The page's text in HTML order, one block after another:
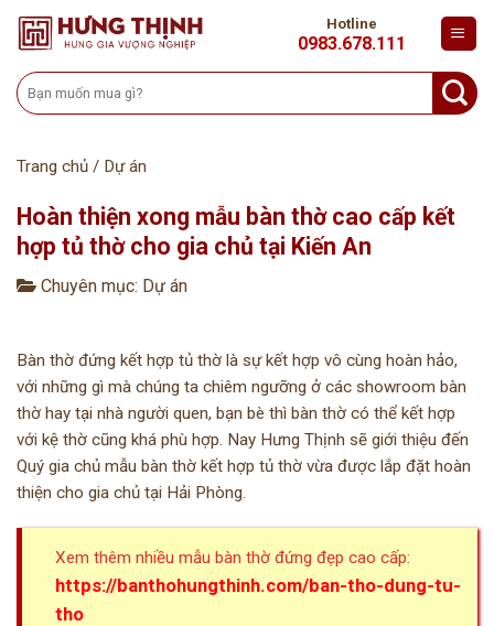
Skip
Hotline
0983.678.111
Tìm
kiếm:
Trang chủ / Dự án
Hoàn thiện xong mẫu bàn thờ cao cấp kết
hợp tủ thờ cho gia chủ tại Kiến An
Chuyên mục: Dự án
Bàn thờ đứng kết hợp tủ thờ là sự kết hợp vô cùng hoàn hảo,
với những gì mà chúng ta chiêm ngưỡng ở các showroom bàn
thờ hay tại nhà người quen, bạn bè thì bàn thờ có thể kết hợp
với kệ thờ cũng khá phù hợp. Nay Hưng Thịnh sẽ giới thiệu đến
Quý gia chủ mẫu bàn thờ kết hợp tủ thờ vừa được lắp đặt hoàn
thiện cho gia chủ tại Hải Phòng.
Xem thêm nhiều mẫu bàn thờ đứng đẹp cao cấp:
https://banthohungthinh.com/ban-tho-dung-tu-
tho